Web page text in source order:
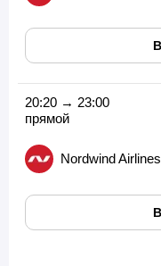
20:20 → 23:00
прямой
Nordwind